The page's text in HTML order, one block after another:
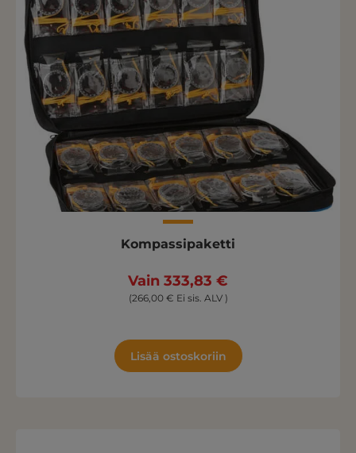
Kompassipaketti
Vain 333,83 €
(266,00 € Ei sis. ALV )
Lisää ostoskoriin